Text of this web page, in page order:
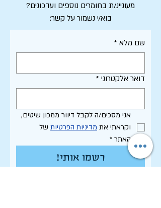
מעוניינ/ת בחומרים נוספים ועדכונים?
בוא/י נשמור על קשר:
שם מלא *
דואר אלקטרוני *
וקראתי את מדיניות הפרטיות
האתר *
רשמו אותי!